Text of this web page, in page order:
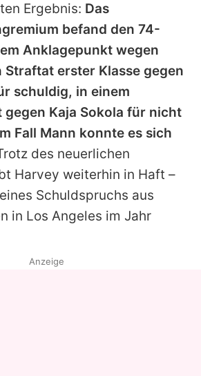
Ergebnis: Das
befand den 74-
Anklagepunkt wegen
Straftat erster Klasse gegen
schuldig, in einem
gegen Kaja Sokola für nicht
Fall Mann konnte es sich
des neuerlichen
Harvey weiterhin in Haft –
Schuldspruchs aus
in Los Angeles im Jahr
Anzeige